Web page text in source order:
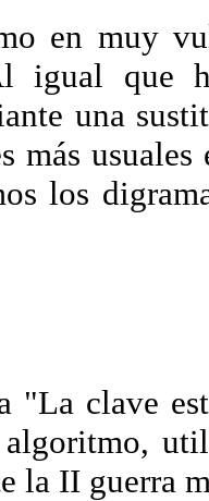
en muy
igual que
una
más
los
"La clave
la II guerra